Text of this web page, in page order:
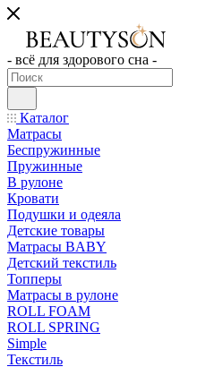
- всё для здорового сна -
Каталог
Матрасы
Беспружинные
Пружинные
В рулоне
Кровати
Подушки и одеяла
Детские товары
Матрасы BABY
Детский текстиль
Топперы
Матрасы в рулоне
ROLL FOAM
ROLL SPRING
Simple
Текстиль